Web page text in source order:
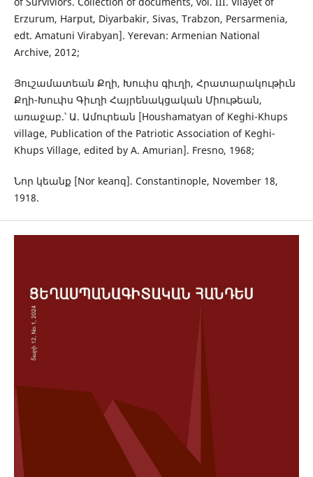
Erzurum, Harput, Diyarbakir, Sivas, Trabzon, Persarmenia,
edt. Amatuni Virabyan]. Yerevan: Armenian National
Archive, 2012;
Յուշամատեան Քղի, Խուփս գիւղի, Հրատարակութիւն
Քղի-Խուփս Գիւղի Հայրենակցական Միութեան,
առաջաբ.՝ Ա. Ամուրեան [Houshamatyan of Keghi-Khups
village, Publication of the Patriotic Association of Keghi-
Khups Village, edited by A. Amurian]. Fresno, 1968;
Նոր կեանք [Nor keanq]. Constantinople, November 18,
1918.